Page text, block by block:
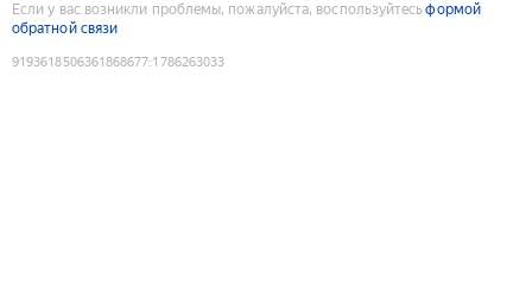
Если у вас возникли проблемы, пожалуйста, воспользуйтесьформой
обратной связи
9193618506361868677:1786263033